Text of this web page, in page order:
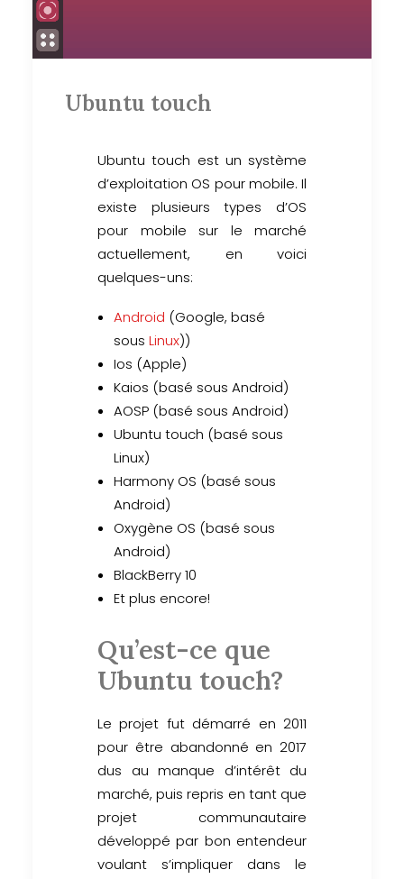
Ubuntu touch
Ubuntu touch est un système
d’exploitation OS pour mobile. Il
existe plusieurs types d’OS
pour mobile sur le marché
actuellement, en voici
quelques-uns:
Android (Google, basé
sous Linux))
Ios (Apple)
Kaios (basé sous Android)
AOSP (basé sous Android)
Ubuntu touch (basé sous
Linux)
Harmony OS (basé sous
Android)
Oxygène OS (basé sous
Android)
BlackBerry 10
Et plus encore!
Qu’est-ce que
Ubuntu touch?
Le projet fut démarré en 2011
pour être abandonné en 2017
dus au manque d’intérêt du
marché, puis repris en tant que
projet communautaire
développé par bon entendeur
voulant s’impliquer dans le